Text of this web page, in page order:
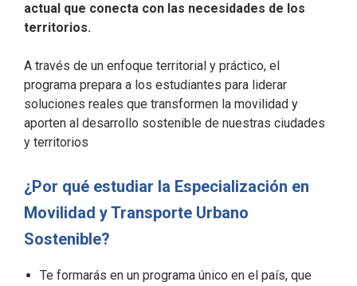
actual que conecta con las necesidades de los
territorios.
A través de un enfoque territorial y práctico, el
programa prepara a los estudiantes para liderar
soluciones reales que transformen la movilidad y
aporten al desarrollo sostenible de nuestras ciudades
y territorios
¿Por qué estudiar la Especialización en
Movilidad y Transporte Urbano
Sostenible?
Te formarás en un programa único en el país, que